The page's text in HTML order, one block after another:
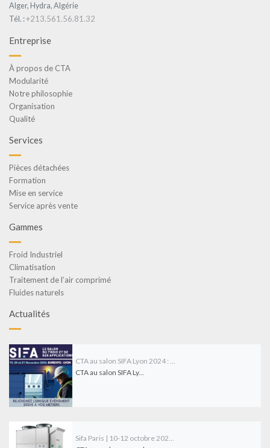
Alger, Hydra, Algérie
Tél. :+213.561.56.81.32
Entreprise
À propos de CTA
Modularité
Notre philosophie
Organisation
Qualité
Services
Pièces détachées
Formation
Mise en service
Service après vente
Gammes
Froid Industriel
Climatisation
Traitement de l’air comprimé
Fluides naturels
Actualités
CTA au salon SIFA Lyon 2024 : ...
CTA au salon SIFA Ly...
Sifa Paris | 10-12 octobre 202...